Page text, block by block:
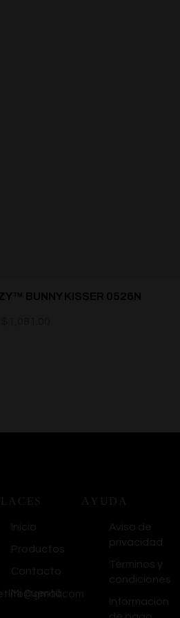
BUNNY KISSER 0526N
Inicio
Productos
Contacto
Mi Cuenta
AYUDA
Aviso de
privacidad
Términos y
condiciones
Información